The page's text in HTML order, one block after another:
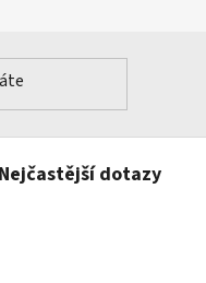
Nejčastější dotazy